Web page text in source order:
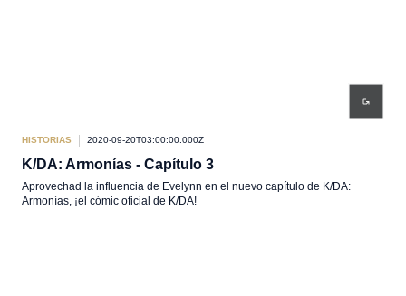
HISTORIAS 2020-09-20T03:00:00.000Z
K/DA: Armonías - Capítulo 3
Aprovechad la influencia de Evelynn en el nuevo capítulo de K/DA:
Armonías, ¡el cómic oficial de K/DA!